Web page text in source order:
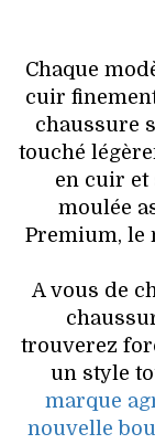
Chaque
cuir
chaussure
touché
en cuir et
moulée
Premium, le
A vous de
trouverez
un style
marque
nouvelle